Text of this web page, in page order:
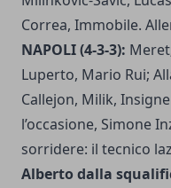
Correa, Immobile.
NAPOLI (4-3-3):
Luperto, Mario Rui;
Callejon, Milik,
l’occasione, Simone
sorridere: il tecnico
Alberto dalla